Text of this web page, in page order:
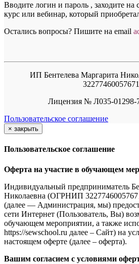
Вводите логин и пароль , заходите на
курс или вебинар, который
Остались вопросы? Пишите на email a
ИП Бентелева Маргарита
Лицензия № Л035-01298-
Пользовательское соглашение
× закрыть
Пользовательское соглашение
Оферта на участие в обучающем
Индивидуальный предприниматель
Николаевна (ОГРНИП
(далее — Администрация, мы)
сети Интернет (Пользователь, Вы)
обучающем мероприятии, а также
https://sewschool.ru далее – Сайт) на
настоящем оферте (далее – оферта).
Вашим согласием с условиями